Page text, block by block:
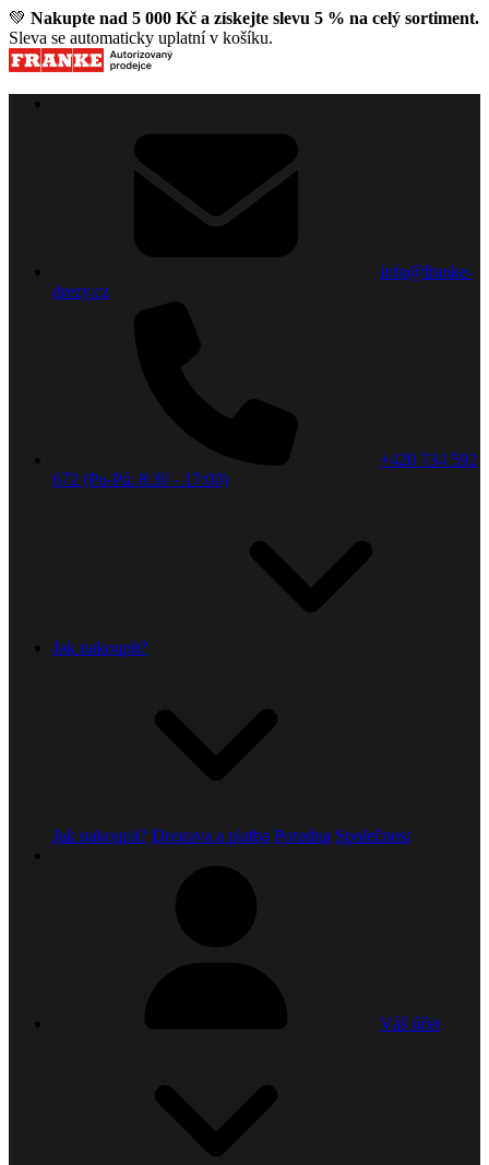
💚 Nakupte nad 5 000 Kč a získejte slevu 5 % na celý sortiment.
Sleva se automaticky uplatní v košíku.
info@franke-
drezy.cz
+420 734 592
672 (Po-Pá: 8:30 - 17:00)
Jak nakoupit?
Jak nakoupit? Doprava a platba Poradna Společnost
Váš účet